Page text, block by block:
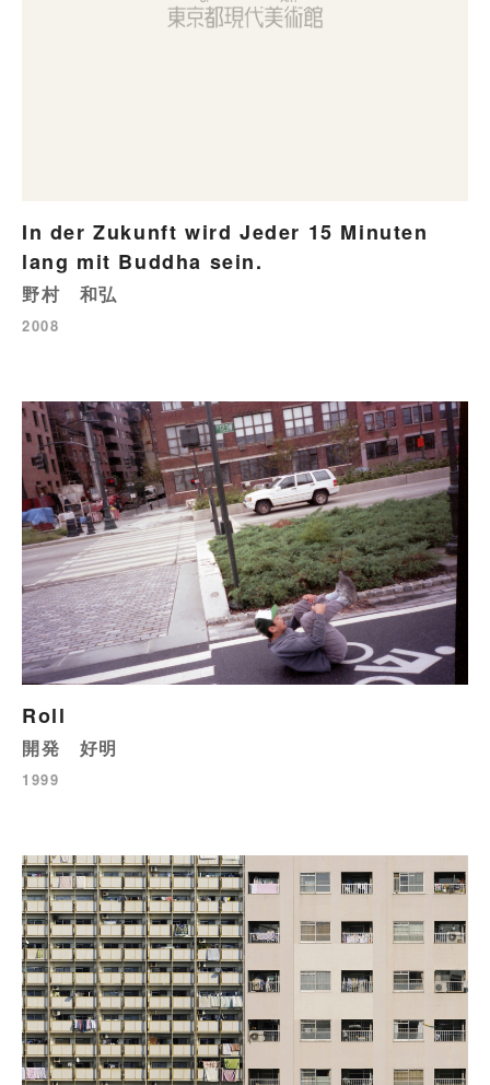
In der Zukunft wird Jeder 15 Minuten
lang mit Buddha sein.
野村 和弘
2008
Roll
開発 好明
1999